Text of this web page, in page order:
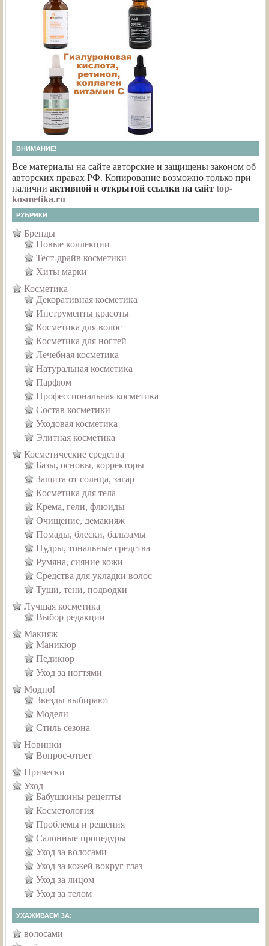
ВНИМАНИЕ!
Все материалы на сайте авторские и защищены законом об
авторских правах РФ. Копирование возможно только при
наличии активной и открытой ссылки на сайт top-
kosmetika.ru
РУБРИКИ
Бренды
Новые коллекции
Тест-драйв косметики
Хиты марки
Косметика
Декоративная косметика
Инструменты красоты
Косметика для волос
Косметика для ногтей
Лечебная косметика
Натуральная косметика
Парфюм
Профессиональная косметика
Состав косметики
Уходовая косметика
Элитная косметика
Косметические средства
Базы, основы, корректоры
Защита от солнца, загар
Косметика для тела
Крема, гели, флюиды
Очищение, демакияж
Помады, блески, бальзамы
Пудры, тональные средства
Румяна, сияние кожи
Средства для укладки волос
Туши, тени, подводки
Лучшая косметика
Выбор редакции
Макияж
Маникюр
Педикюр
Уход за ногтями
Модно!
Звезды выбирают
Модели
Стиль сезона
Новинки
Вопрос-ответ
Прически
Уход
Бабушкины рецепты
Косметология
Проблемы и решения
Салонные процедуры
Уход за волосами
Уход за кожей вокруг глаз
Уход за лицом
Уход за телом
УХАЖИВАЕМ ЗА:
волосами